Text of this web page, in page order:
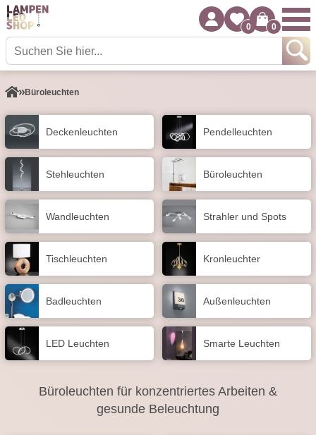
0 0
Büroleuchten
Decken­leuchten Pendel­leuchten
Stehleuchten Büroleuchten
Wand­leuchten Strahler und Spots
Tisch­leuchten Kronleuchter
Badleuchten Außen­leuchten
LED Leuchten Smarte Leuchten
Büroleuchten für konzentriertes Arbeiten &
gesunde Beleuchtung